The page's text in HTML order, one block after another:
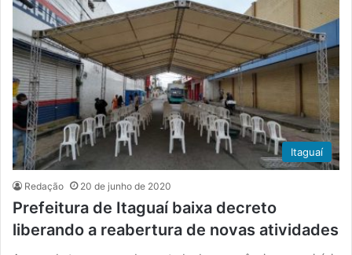
Itaguaí
Redação 20 de junho de 2020
Prefeitura de Itaguaí baixa decreto
liberando a reabertura de novas atividades